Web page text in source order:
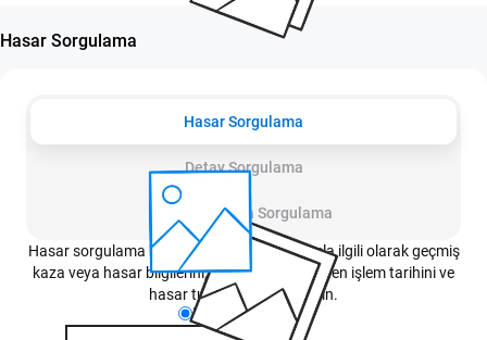
Hasar Sorgulama
Hasar Sorgulama
Detay Sorgulama
Değişen Parça Sorgulama
Hasar sorgulama hizmeti sayesinde bir araçla ilgili olarak geçmiş
kaza veya hasar bilgilerini, bu bilgilere istinaden işlem tarihini ve
hasar tutarını öğrenebilirsin.
Plaka
Şasi No